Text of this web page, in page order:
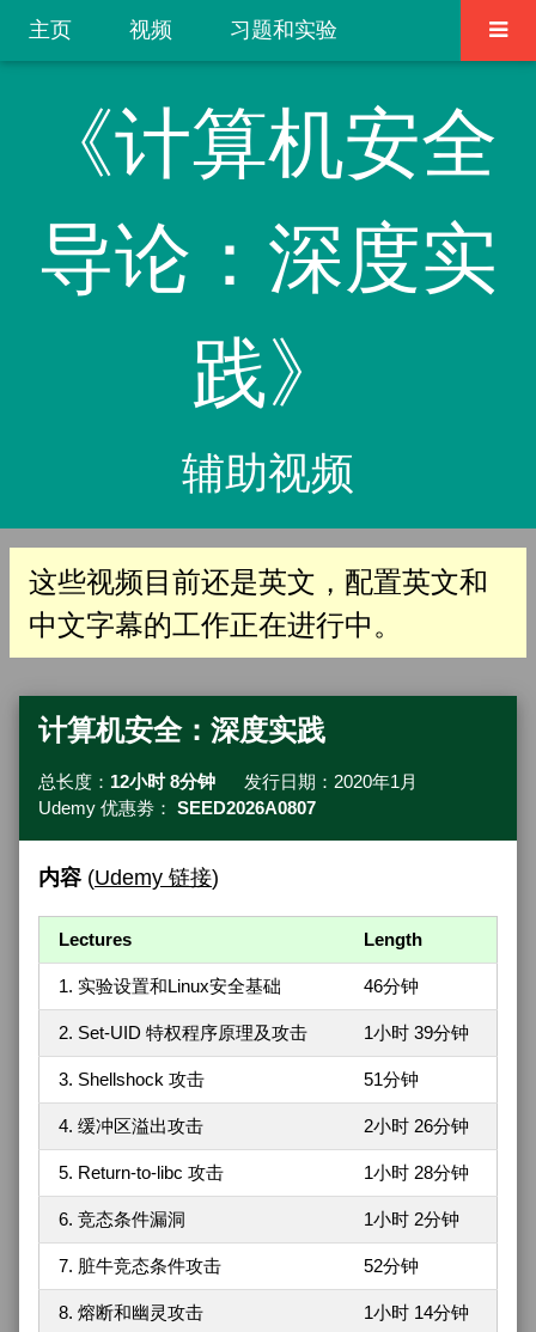
主页 视频 习题和实验
《计算机安全
导论：深度实
践》
辅助视频
这些视频目前还是英文，配置英文和
中文字幕的工作正在进行中。
计算机安全：深度实践
总长度： 12小时 8分钟 发行日期：2020年1月
Udemy 优惠劵： SEED2026A0807
内容 (Udemy 链接)
Lectures Length
1. 实验设置和Linux安全基础 46分钟
2. Set-UID 特权程序原理及攻击 1小时 39分钟
3. Shellshock 攻击 51分钟
4. 缓冲区溢出攻击 2小时 26分钟
5. Return-to-libc 攻击 1小时 28分钟
6. 竞态条件漏洞 1小时 2分钟
7. 脏牛竞态条件攻击 52分钟
8. 熔断和幽灵攻击 1小时 14分钟